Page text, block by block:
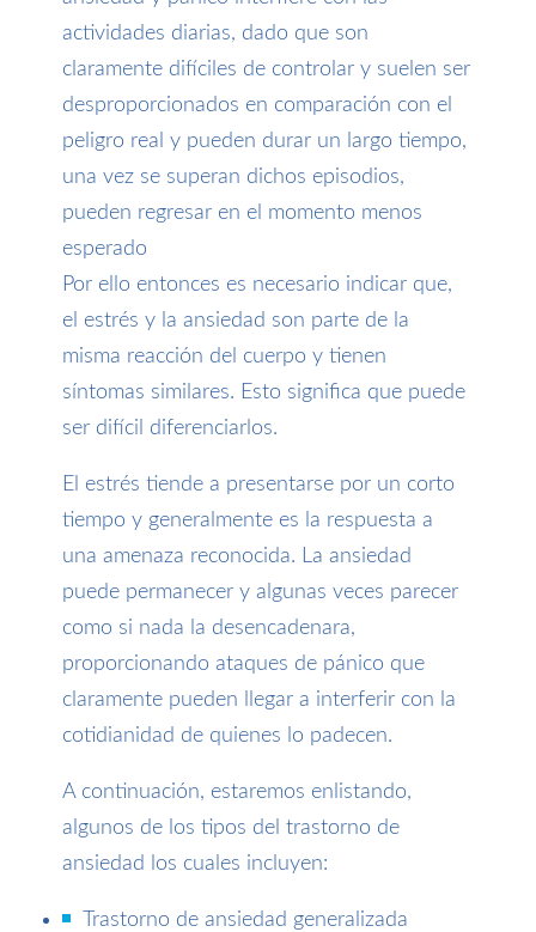
actividades diarias, dado que son
claramente difíciles de controlar y suelen ser
desproporcionados en comparación con el
peligro real y pueden durar un largo tiempo,
una vez se superan dichos episodios,
pueden regresar en el momento menos
esperado
Por ello entonces es necesario indicar que,
el estrés y la ansiedad son parte de la
misma reacción del cuerpo y tienen
síntomas similares. Esto significa que puede
ser difícil diferenciarlos.
El estrés tiende a presentarse por un corto
tiempo y generalmente es la respuesta a
una amenaza reconocida. La ansiedad
puede permanecer y algunas veces parecer
como si nada la desencadenara,
proporcionando ataques de pánico que
claramente pueden llegar a interferir con la
cotidianidad de quienes lo padecen.
A continuación, estaremos enlistando,
algunos de los tipos del trastorno de
ansiedad los cuales incluyen:
Trastorno de ansiedad generalizada